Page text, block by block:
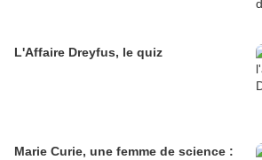
L'Affaire Dreyfus, le quiz
Marie Curie, une femme de science :